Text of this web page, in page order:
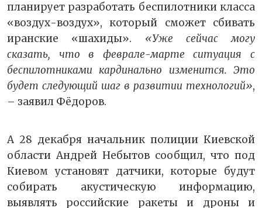
планирует разработать беспилотники класса
«воздух-воздух», который сможет сбивать
иранские «шахиды». «Уже сейчас могу
сказать, что в феврале-марте ситуация с
беспилотниками кардинально изменится. Это
будет следующий шаг в развитии технологий»,
– заявил Фёдоров.
А 28 декабря начальник полиции Киевской
области Андрей Небытов сообщил, что под
Киевом установят датчики, которые будут
собирать акустическую информацию,
выявлять российские ракеты и дроны и